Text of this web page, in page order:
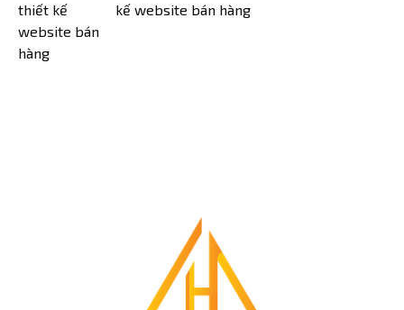
kế website bán hàng